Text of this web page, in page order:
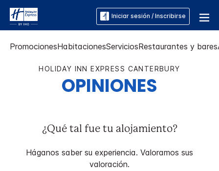
Iniciar sesión / Inscribirse
PromocionesHabitacionesServiciosRestaurantes y bares
HOLIDAY INN EXPRESS CANTERBURY
OPINIONES
¿Qué tal fue tu alojamiento?
Háganos saber su experiencia. Valoramos sus
valoración.